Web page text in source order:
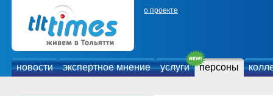
о проекте
новости экспертное мнение услуги персоны